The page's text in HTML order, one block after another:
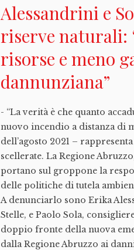
Alessandrini e
riserve naturali:
risorse e meno
dannunziana”
- “La verità è che quanto
nuovo incendio a distanza di
dell’agosto 2021 –
scellerate. La Regione
portano sul groppone la
delle politiche di tutela
A denunciarlo sono Erika
Stelle, e Paolo Sola,
doppio fronte della nuova
dalla Regione Abruzzo ai